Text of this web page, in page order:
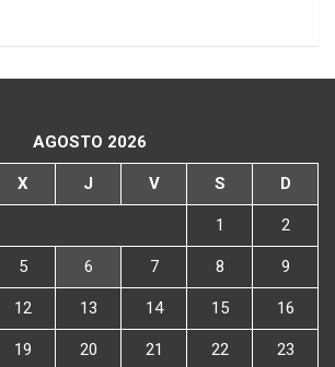
AGOSTO 2026
X J V S D
1 2
5 6 7 8 9
12 13 14 15 16
19 20 21 22 23